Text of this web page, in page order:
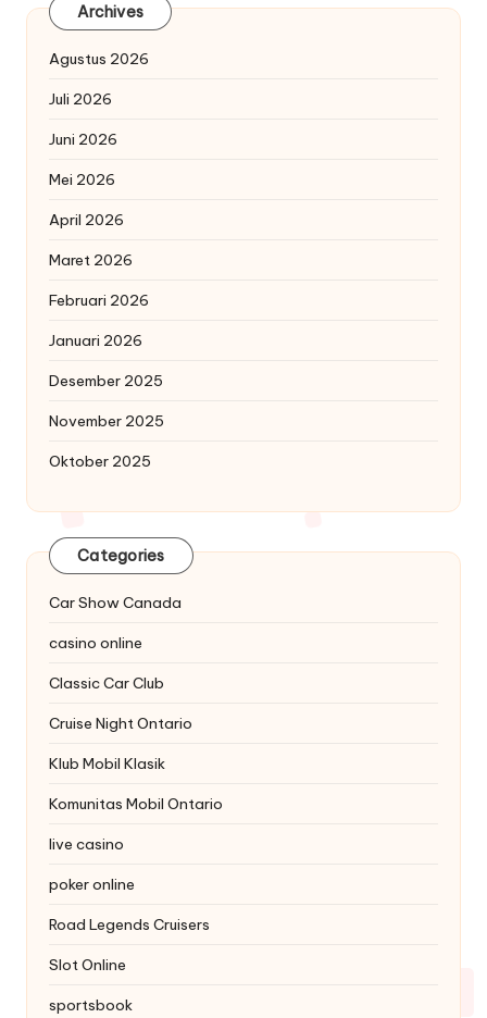
Archives
Agustus 2026
Juli 2026
Juni 2026
Mei 2026
April 2026
Maret 2026
Februari 2026
Januari 2026
Desember 2025
November 2025
Oktober 2025
Categories
Car Show Canada
casino online
Classic Car Club
Cruise Night Ontario
Klub Mobil Klasik
Komunitas Mobil Ontario
live casino
poker online
Road Legends Cruisers
Slot Online
sportsbook